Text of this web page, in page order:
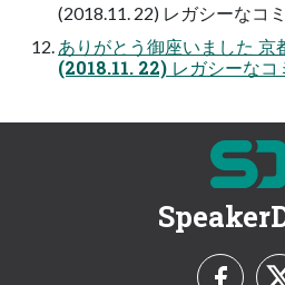
(2018.11. 22) レガシーなコ
ありがとう御座いました
(2018.11. 22) レガシーなコ